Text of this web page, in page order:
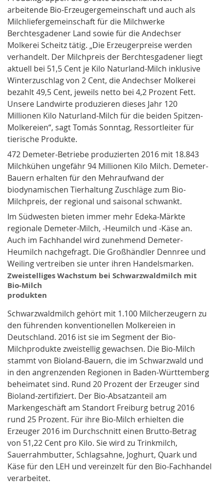
arbeitende Bio-Erzeugergemeinschaft und auch als
Milchliefergemeinschaft für die Milchwerke
Berchtesgadener Land sowie für die Andechser
Molkerei Scheitz tätig. „Die Erzeugerpreise werden
verhandelt. Der Milchpreis der Berchtesgadener liegt
aktuell bei 51,5 Cent je Kilo Naturland-Milch inklusive
Winterzuschlag von 2 Cent, die Andechser Molkerei
bezahlt 49,5 Cent, jeweils netto bei 4,2 Prozent Fett.
Unsere Landwirte produzieren dieses Jahr 120
Millionen Kilo Naturland-Milch für die beiden Spitzen-
Molkereien“, sagt Tomás Sonntag, Ressortleiter für
tierische Produkte.
472 Demeter-Betriebe produzierten 2016 mit 18.843
Milchkühen ungefähr 94 Millionen Kilo Milch. Demeter-
Bauern erhalten für den Mehraufwand der
biodynamischen Tierhaltung Zuschläge zum Bio-
Milchpreis, der regional und saisonal schwankt.
Im Südwesten bieten immer mehr Edeka-Märkte
regionale Demeter-Milch, -Heumilch und -Käse an.
Auch im Fachhandel wird zunehmend Demeter-
Heumilch nachgefragt. Die Großhändler Dennree und
Weiling vertreiben sie unter ihren Handelsmarken.
Zweistelliges Wachstum bei Schwarzwaldmilch mit
Bio-Milch
produkten
Schwarzwaldmilch gehört mit 1.100 Milcherzeugern zu
den führenden konventionellen Molkereien in
Deutschland. 2016 ist sie im Segment der Bio-
Milchprodukte zweistellig gewachsen. Die Bio-Milch
stammt von Bioland-Bauern, die im Schwarzwald und
in den angrenzenden Regionen in Baden-Württemberg
beheimatet sind. Rund 20 Prozent der Erzeuger sind
Bioland-zertifiziert. Der Bio-Absatzanteil am
Markengeschäft am Standort Freiburg betrug 2016
rund 25 Prozent. Für ihre Bio-Milch erhielten die
Erzeuger 2016 im Durchschnitt einen Brutto-Betrag
von 51,22 Cent pro Kilo. Sie wird zu Trinkmilch,
Sauerrahmbutter, Schlagsahne, Joghurt, Quark und
Käse für den LEH und vereinzelt für den Bio-Fachhandel
verarbeitet.